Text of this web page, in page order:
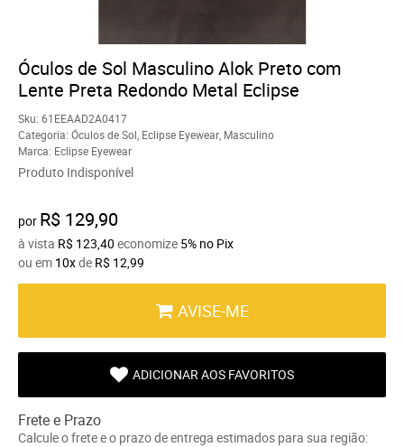
Óculos de Sol Masculino Alok Preto com
Lente Preta Redondo Metal Eclipse
Sku: 61EEAAD2A0417
Categoria: Óculos de Sol Eclipse Eyewear Masculino
Marca: Eclipse Eyewear
Produto Indisponível
por R$ 129,90
à vista R$ 123,40 economize 5% no Pix
ou em 10xde R$ 12,99
AVISE-ME
ADICIONAR AOS FAVORITOS
Frete e Prazo
Calcule o frete e o prazo de entrega estimados para sua região: